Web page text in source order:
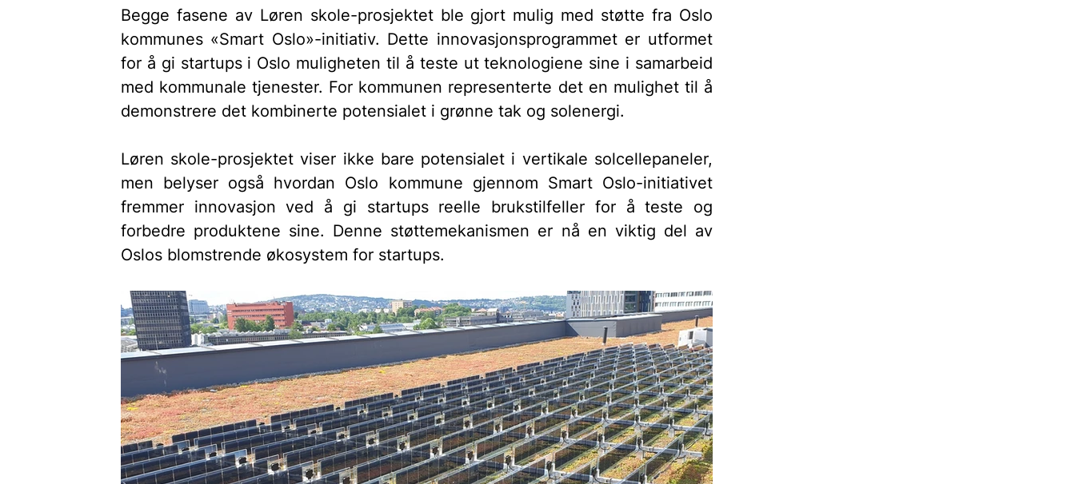
Begge fasene av Løren skole-prosjektet ble gjort mulig med støtte fra Oslo
kommunes «Smart Oslo»-initiativ. Dette innovasjonsprogrammet er utformet
for å gi startups i Oslo muligheten til å teste ut teknologiene sine i samarbeid
med kommunale tjenester. For kommunen representerte det en mulighet til å
demonstrere det kombinerte potensialet i grønne tak og solenergi.
Løren skole-prosjektet viser ikke bare potensialet i vertikale solcellepaneler,
men belyser også hvordan Oslo kommune gjennom Smart Oslo-initiativet
fremmer innovasjon ved å gi startups reelle brukstilfeller for å teste og
forbedre produktene sine. Denne støttemekanismen er nå en viktig del av
Oslos blomstrende økosystem for startups.